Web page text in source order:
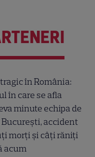
în România:
în care se afla
minute echipa de
accident
morți și câți răniți
acum